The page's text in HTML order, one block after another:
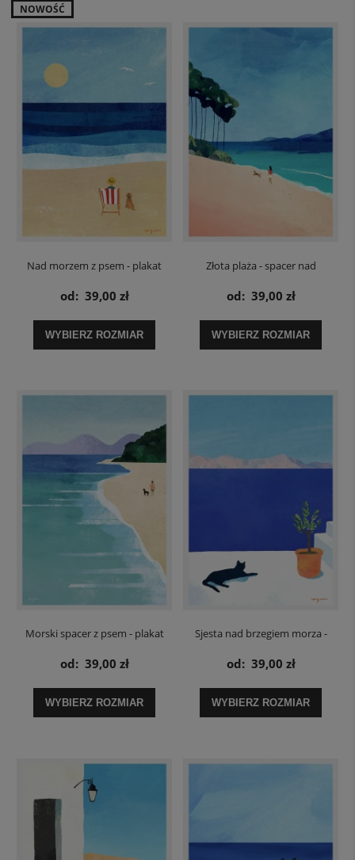
Nad morzem z psem - plakat
od: 39,00 zł
WYBIERZ ROZMIAR
NOWOŚĆ
Złota plaża - spacer nad
oceanem - plakat
od: 39,00 zł
WYBIERZ ROZMIAR
Morski spacer z psem - plakat
od: 39,00 zł
WYBIERZ ROZMIAR
Sjesta nad brzegiem morza -
plakat z kotem
od: 39,00 zł
WYBIERZ ROZMIAR